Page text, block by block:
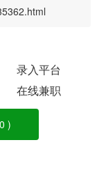
录入平台
在线兼职
0 )